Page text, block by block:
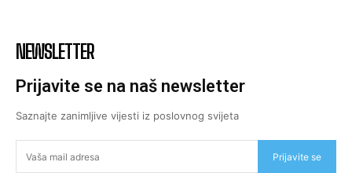
NEWSLETTER
Prijavite se na naš newsletter
Saznajte zanimljive vijesti iz poslovnog svijeta
Prijavite se